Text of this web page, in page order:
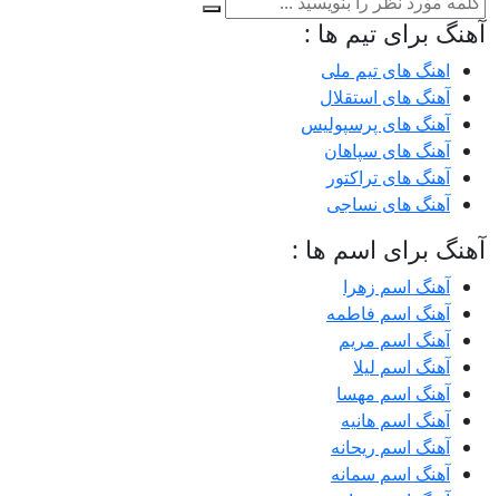
آهنگ برای تیم ها :
اهنگ های تیم ملی
آهنگ های استقلال
آهنگ های پرسپولیس
آهنگ های سپاهان
آهنگ های تراکتور
آهنگ های نساجی
آهنگ برای اسم ها :
آهنگ اسم زهرا
آهنگ اسم فاطمه
آهنگ اسم مریم
آهنگ اسم لیلا
آهنگ اسم مهسا
آهنگ اسم هانیه
آهنگ اسم ریحانه
آهنگ اسم سمانه